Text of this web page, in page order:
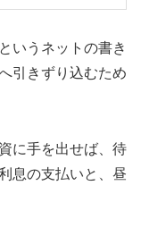
いうネットの書き
引きずり込むため
に手を出せば、待
息の支払いと、昼